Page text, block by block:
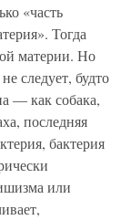
«часть
Тогда
материи. Но
следует, будто
— как собака,
последняя
бактерия
или